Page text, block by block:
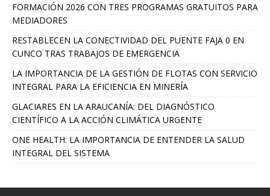
FORMACIÓN 2026 CON TRES PROGRAMAS GRATUITOS PARA
MEDIADORES
RESTABLECEN LA CONECTIVIDAD DEL PUENTE FAJA 0 EN
CUNCO TRAS TRABAJOS DE EMERGENCIA
LA IMPORTANCIA DE LA GESTIÓN DE FLOTAS CON SERVICIO
INTEGRAL PARA LA EFICIENCIA EN MINERÍA
GLACIARES EN LA ARAUCANÍA: DEL DIAGNÓSTICO
CIENTÍFICO A LA ACCIÓN CLIMÁTICA URGENTE
ONE HEALTH: LA IMPORTANCIA DE ENTENDER LA SALUD
INTEGRAL DEL SISTEMA